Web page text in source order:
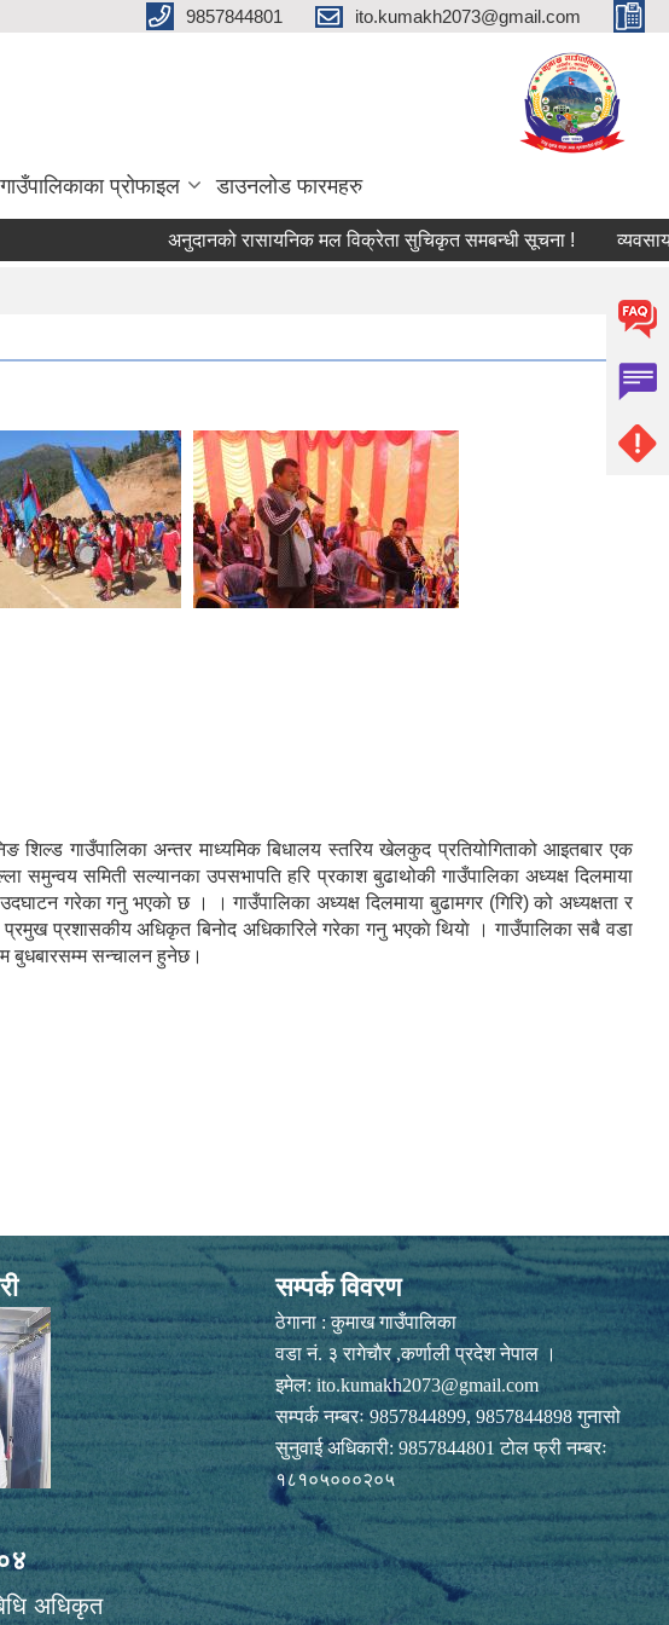
9857844801 ito.kumakh2073@gmail.com
गाउँपालिकाका प्रोफाइल डाउनलोड फारमहरु
अनुदानको रासायनिक मल विक्रेता सुचिकृत समबन्धी सूचना !
शिल्ड गाउँपालिका अन्तर माध्यमिक बिधालय स्तरिय खेलकुद प्रतियोगिताको आइतबार एक
समुन्वय समिती सल्यानका उपसभापति हरि प्रकाश बुढाथोकी गाउँपालिका अध्यक्ष दिलमाया
गरेका गनु भएकाे छ । । गाउँपालिका अध्यक्ष दिलमाया बुढामगर (गिरि) को अध्यक्षता र
प्रशासकीय अधिकृत बिनोद अधिकारिले गरेका गनु भएकाे थियाे । गाउँपालिका सबै वडा
बुधबारसम्म सन्चालन हुनेछ।
अधिकृत
सम्पर्क विवरण
ठेगाना : कुमाख गाउँपालिका
वडा नं. ३ रागेचाैर ,कर्णाली प्रदेश नेपाल ।
इमेल:ito.kumakh2073@gmail.com
सम्पर्क नम्बरः 9857844899, 9857844898 गुनासो
सुनुवाई अधिकारी: 9857844801 टोल फ्री नम्बरः
१८१०५०००२०५